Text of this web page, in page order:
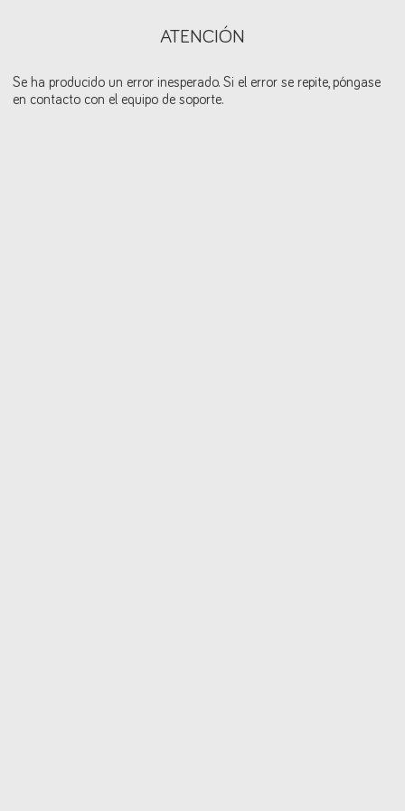
ATENCIÓN
Se ha producido un error inesperado. Si el error se repite, póngase
en contacto con el equipo de soporte.